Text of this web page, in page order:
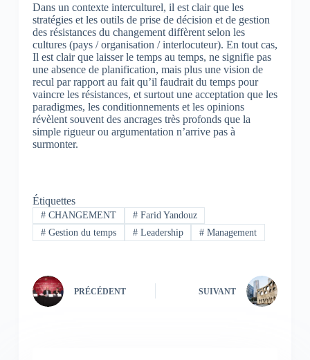
Dans un contexte interculturel, il est clair que les
stratégies et les outils de prise de décision et de gestion
des résistances du changement diffèrent selon les
cultures (pays / organisation / interlocuteur). En tout cas,
Il est clair que laisser le temps au temps, ne signifie pas
une absence de planification, mais plus une vision de
recul par rapport au fait qu’il faudrait du temps pour
vaincre les résistances, et surtout une acceptation que les
paradigmes, les conditionnements et les opinions
révèlent souvent des ancrages très profonds que la
simple rigueur ou argumentation n’arrive pas à
surmonter.
Étiquettes
#CHANGEMENT #Farid Yandouz
#Gestion du temps #Leadership # Management
PRÉCÉDENT SUIVANT